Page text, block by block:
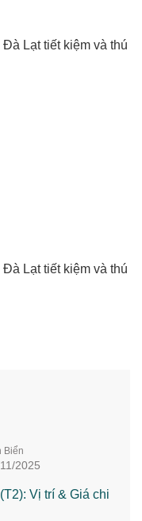
Lạt tiết kiệm và thú
Lạt tiết kiệm và thú
Biển
2025
Vị trí & Giá chi